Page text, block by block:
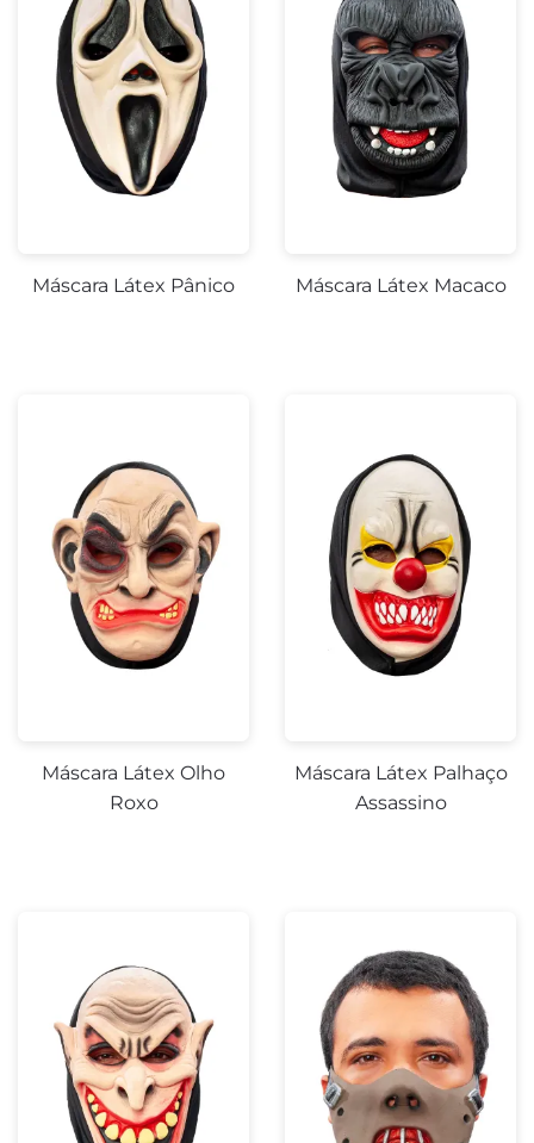
Máscara Látex Pânico Máscara Látex Macaco
Máscara Látex Olho
Roxo
Máscara Látex Palhaço
Assassino